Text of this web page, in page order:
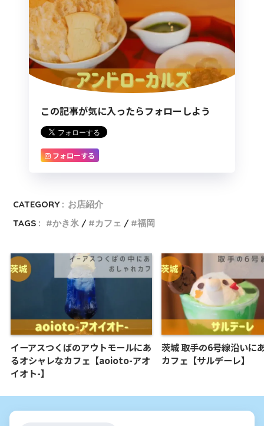
この記事が気に入ったらフォローしよう
フォローする
CATEGORY : お店紹介
TAGS :
かき氷 カフェ 福岡
イーアスつくばのアウトモールにあ
るオシャレなカフェ【aoioto-アオ
イオト-】
茨城 取手の6号線沿いに
カフェ【サルデーレ】